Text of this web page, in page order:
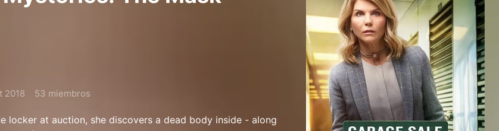
2018 53 miembros
locker at auction, she discovers a dead body inside - along